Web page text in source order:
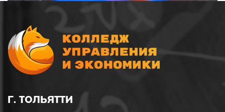
Г. ТОЛЬЯТТИ